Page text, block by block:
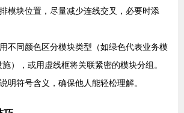
排模块位置，尽量减少连线交叉，必要时添
用不同颜色区分模块类型（如绿色代表业务模
），或用虚线框将关联紧密的模块分组。
明符号含义，确保他人能轻松理解。